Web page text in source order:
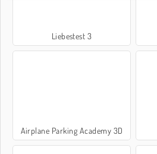
Liebestest 3
Airplane Parking Academy 3D